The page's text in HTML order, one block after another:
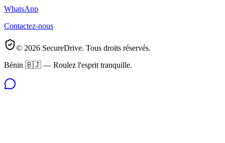
WhatsApp
Contactez-nous
© 2026 SecureDrive. Tous droits réservés.
Bénin 🇧🇯 — Roulez l'esprit tranquille.